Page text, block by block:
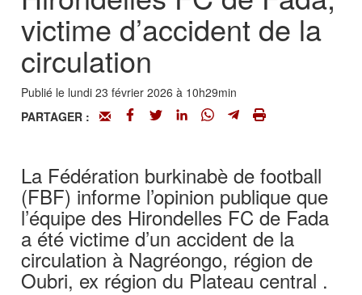
victime d’accident de la
circulation
Publié le lundi 23 février 2026 à 10h29min
PARTAGER :
La Fédération burkinabè de football
(FBF) informe l’opinion publique que
l’équipe des Hirondelles FC de Fada
a été victime d’un accident de la
circulation à Nagréongo, région de
Oubri, ex région du Plateau central .